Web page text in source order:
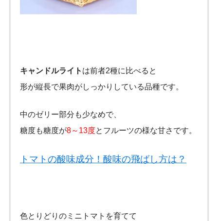
キャンドルライト は前者2種に比べると
形が縦長で果肉がしっかりしている品種です。
中のゼリー部分も少なめで、
糖度も糖度が8～13度とフルーツの様な甘さです。
トマトの酸味成分！酸味の飛ばし方は？
色とりどりのミニトマトを育てて